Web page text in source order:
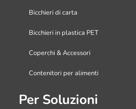
Bicchieri di carta
Bicchieri in plastica PET
Coperchi & Accessori
Contenitori per alimenti
Per Soluzioni